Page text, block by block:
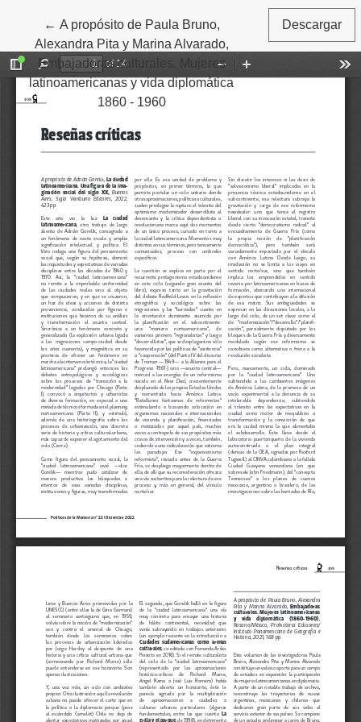
← Volver a los detalles del artículo
A propósito de Paula Bruno,
Alexandra Pita y Marina Alvarado,
Embajadoras culturales. Mujeres
latinoamericanas y vida diplomática
1860 - 1960
Descargar